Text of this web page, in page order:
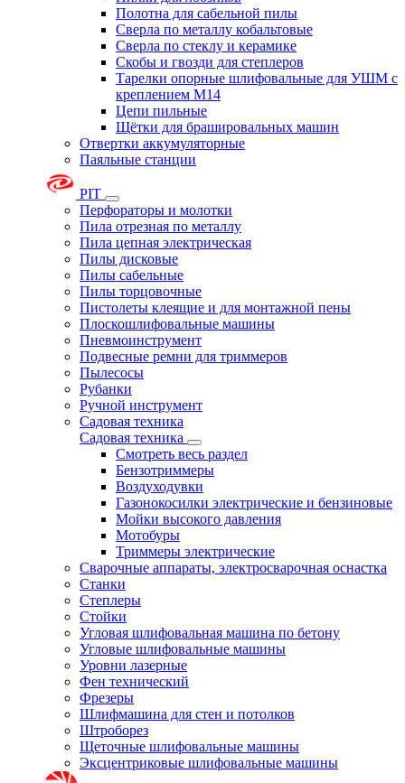
Полотна для сабельной пилы
Сверла по металлу кобальтовые
Сверла по стеклу и керамике
Скобы и гвозди для степлеров
Тарелки опорные шлифовальные для УШМ с
креплением М14
Цепи пильные
Щётки для брашировальных машин
Отвертки аккумуляторные
Паяльные станции
PIT
Перфораторы и молотки
Пила отрезная по металлу
Пила цепная электрическая
Пилы дисковые
Пилы сабельные
Пилы торцовочные
Пистолеты клеящие и для монтажной пены
Плоскошлифовальные машины
Пневмоинструмент
Подвесные ремни для триммеров
Пылесосы
Рубанки
Ручной инструмент
Садовая техника
Садовая техника
Смотреть весь раздел
Бензотриммеры
Воздуходувки
Газонокосилки электрические и бензиновые
Мойки высокого давления
Мотобуры
Триммеры электрические
Сварочные аппараты, электросварочная оснастка
Станки
Степлеры
Стойки
Угловая шлифовальная машина по бетону
Угловые шлифовальные машины
Уровни лазерные
Фен технический
Фрезеры
Шлифмашина для стен и потолков
Штроборез
Щеточные шлифовальные машины
Эксцентриковые шлифовальные машины